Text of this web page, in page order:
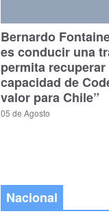
Bernardo
es conducir una
permita
capacidad de
valor para Chile”
05 de Agosto
Nacional